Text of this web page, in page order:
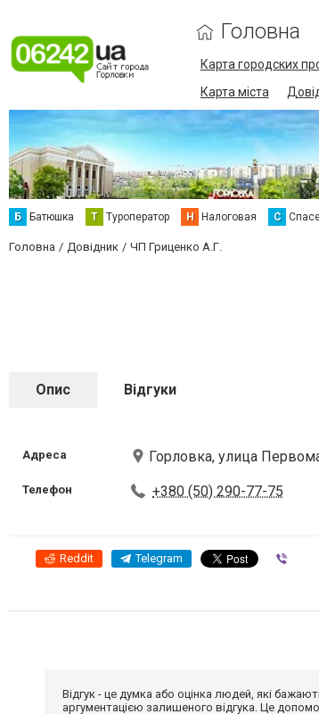
Головна
Карта городских
Карта міста
Б Батюшка Т Туроператор Н Налоговая С
Головна Довідник ЧП Гриценко А.Г.
Опис Відгуки
Адреса Горловка, улица
Телефон +380 (50) 290-77-75
Reddit Telegram
Відгук - це думка або оцінка людей, які
аргументацією залишеного відгука. Це